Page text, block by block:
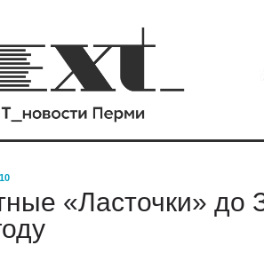
«Ласточки» до